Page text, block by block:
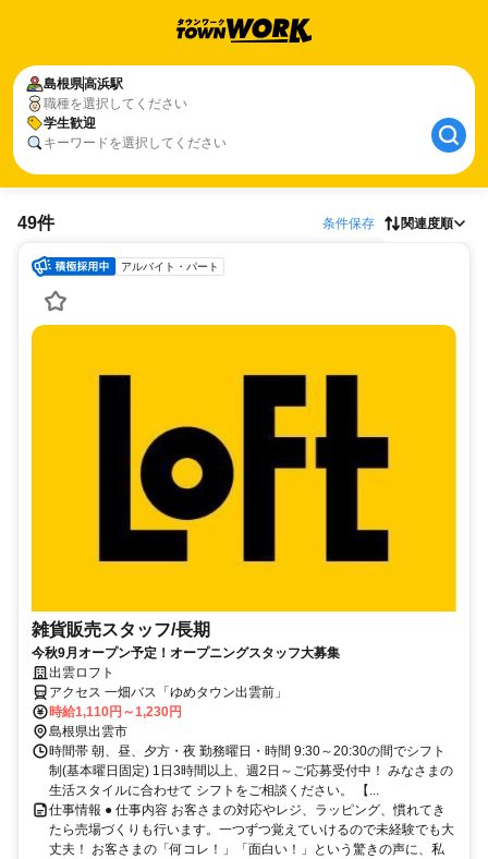
島根県高浜駅
職種を選択してください
学生歓迎
キーワードを選択してください
49件 条件保存 関連度順
アルバイト・パート
雑貨販売スタッフ/長期
今秋9月オープン予定！オープニングスタッフ大募集
出雲ロフト
アクセス 一畑バス「ゆめタウン出雲前」
時給1,110円～1,230円
島根県出雲市
時間帯 朝、昼、夕方・夜 勤務曜日・時間 9:30～20:30の間でシフト
制(基本曜日固定) 1日3時間以上、週2日～ご応募受付中！ みなさまの
生活スタイルに合わせて シフトをご相談ください。 【...
仕事情報 ● 仕事内容 お客さまの対応やレジ、ラッピング、慣れてき
たら売場づくりも行います。一つずつ覚えていけるので未経験でも大
丈夫！ お客さまの「何コレ！」「面白い！」という驚きの声に、私